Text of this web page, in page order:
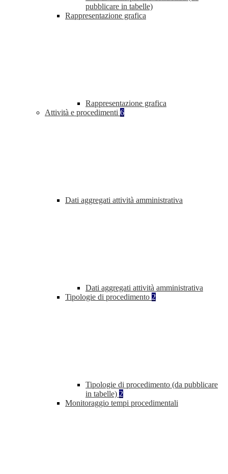
pubblicare in tabelle)
Rappresentazione grafica
Rappresentazione grafica
Attività e procedimenti 6
Dati aggregati attività amministrativa
Dati aggregati attività amministrativa
Tipologie di procedimento 2
Tipologie di procedimento (da pubblicare
in tabelle) 2
Monitoraggio tempi procedimentali